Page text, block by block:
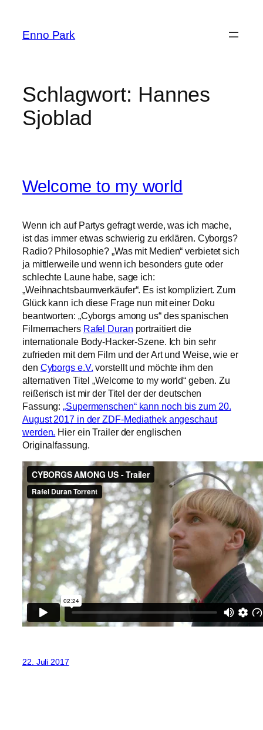
springen
Enno Park
Schlagwort: Hannes
Sjoblad
Welcome to my world
Wenn ich auf Partys gefragt werde, was ich mache,
ist das immer etwas schwierig zu erklären. Cyborgs?
Radio? Philosophie? „Was mit Medien“ verbietet sich
ja mittlerweile und wenn ich besonders gute oder
schlechte Laune habe, sage ich:
„Weihnachtsbaumverkäufer“. Es ist kompliziert. Zum
Glück kann ich diese Frage nun mit einer Doku
beantworten: „Cyborgs among us“ des spanischen
Filmemachers Rafel Duran portraitiert die
internationale Body-Hacker-Szene. Ich bin sehr
zufrieden mit dem Film und der Art und Weise, wie er
den Cyborgs e.V. vorstellt und möchte ihm den
alternativen Titel „Welcome to my world“ geben. Zu
reißerisch ist mir der Titel der der deutschen
Fassung:„Supermenschen“ kann noch bis zum 20.
August 2017 in der ZDF-Mediathek angeschaut
werden. Hier ein Trailer der englischen
Originalfassung.
22. Juli 2017